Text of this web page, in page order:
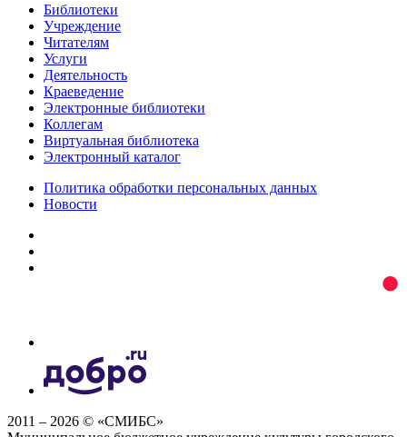
Библиотеки
Учреждение
Читателям
Услуги
Деятельность
Краеведение
Электронные библиотеки
Коллегам
Виртуальная библиотека
Электронный каталог
Политика обработки персональных данных
Новости
2011 – 2026 © «СМИБС»